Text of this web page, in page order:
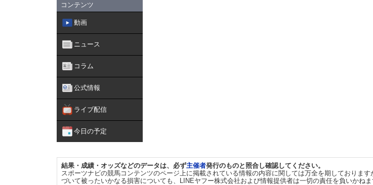
コンテンツ
動画
ニュース
コラム
公式情報
ライブ配信
今日の予定
結果・成績・オッズなどのデータは、必ず主催者発行のものと照合し確認してください。
スポーツナビの競馬コンテンツのページ上に掲載されている情報の内容に関しては万全を期しておりま
づいて被ったいかなる損害についても、LINEヤフー株式会社および情報提供者は一切の責任を負いかねま